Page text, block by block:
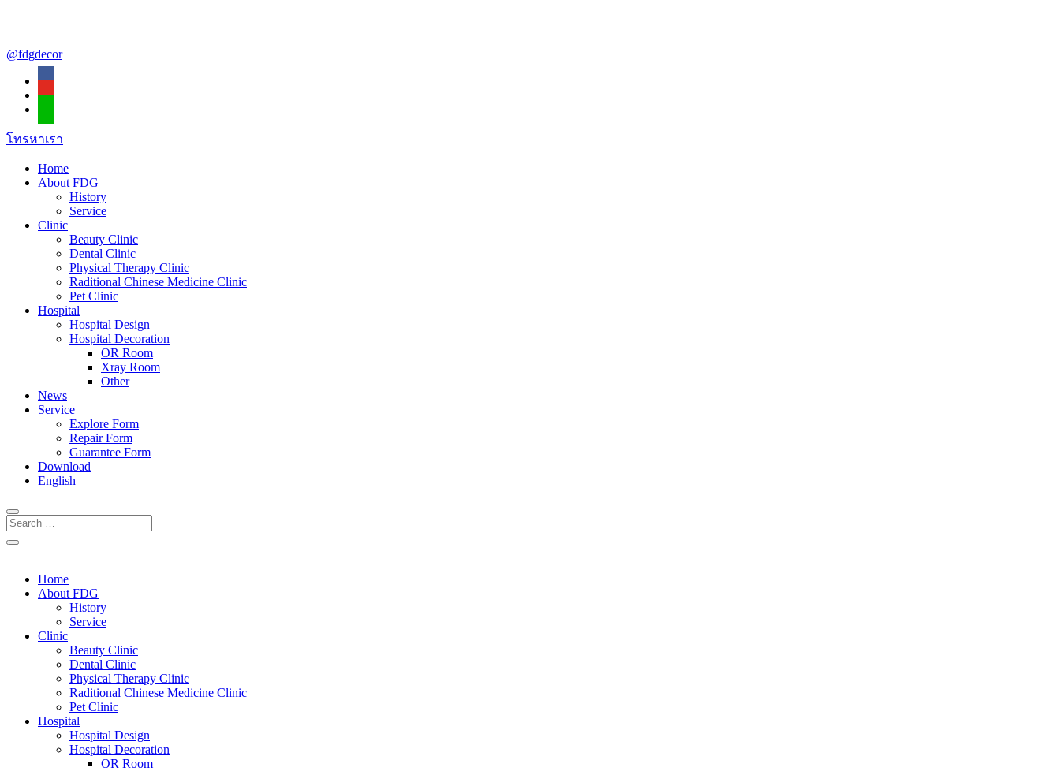
@fdgdecor
โทรหาเรา
Home
About FDG
History
Service
Clinic
Beauty Clinic
Dental Clinic
Physical Therapy Clinic
Raditional Chinese Medicine Clinic
Pet Clinic
Hospital
Hospital Design
Hospital Decoration
OR Room
Xray Room
Other
News
Service
Explore Form
Repair Form
Guarantee Form
Download
English
Home
About FDG
History
Service
Clinic
Beauty Clinic
Dental Clinic
Physical Therapy Clinic
Raditional Chinese Medicine Clinic
Pet Clinic
Hospital
Hospital Design
Hospital Decoration
OR Room